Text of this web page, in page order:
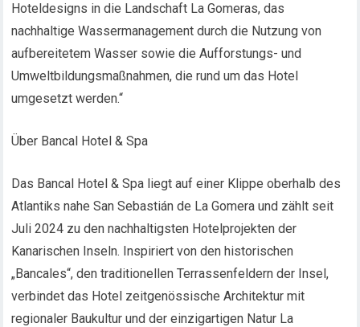
Hoteldesigns in die Landschaft La Gomeras, das
nachhaltige Wassermanagement durch die Nutzung von
aufbereitetem Wasser sowie die Aufforstungs- und
Umweltbildungsmaßnahmen, die rund um das Hotel
umgesetzt werden.“
Über Bancal Hotel & Spa
Das Bancal Hotel & Spa liegt auf einer Klippe oberhalb des
Atlantiks nahe San Sebastián de La Gomera und zählt seit
Juli 2024 zu den nachhaltigsten Hotelprojekten der
Kanarischen Inseln. Inspiriert von den historischen
„Bancales“, den traditionellen Terrassenfeldern der Insel,
verbindet das Hotel zeitgenössische Architektur mit
regionaler Baukultur und der einzigartigen Natur La